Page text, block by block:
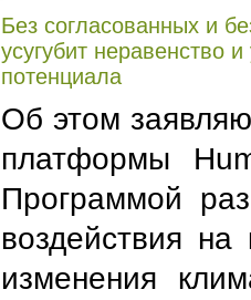
Без согласованных и
усугубит неравенство
потенциала
Об этом
платформы
Программой
воздействия
изменения